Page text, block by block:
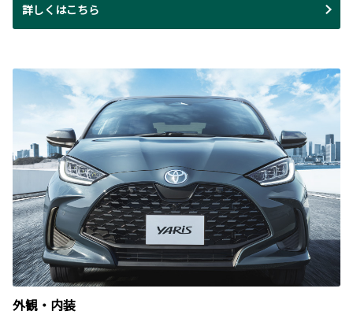
詳しくはこちら
外観・内装